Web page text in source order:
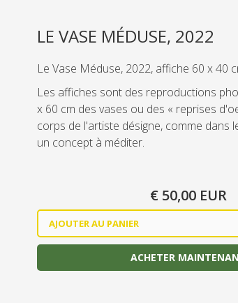
LE VASE MÉDUSE, 2022
Le Vase Méduse, 2022, affiche 60 x 40
Les affiches sont des reproductions
x 60 cm des vases ou des « reprises
corps de l'artiste désigne, comme dans
un concept à méditer.
€ 50,00 EUR
ACHETER